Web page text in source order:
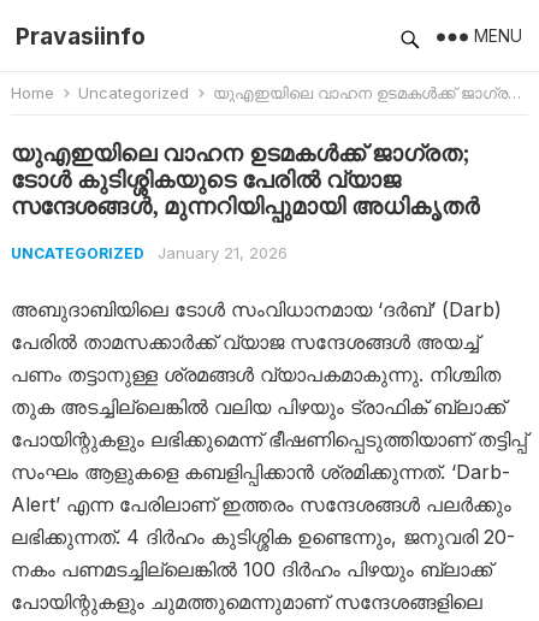
Pravasiinfo MENU
Home Uncategorized യുഎഇയിലെ വാഹന ഉടമകൾക്ക് ജാഗ്രത; ടോൾ കുടിശ്ശികയുടെ പേരിൽ വ്യാജ സന്ദേശങ്ങൾ, മുന്നറിയിപ്പുമായി അധികൃതർ
യുഎഇയിലെ വാഹന ഉടമകൾക്ക് ജാഗ്രത;
ടോൾ കുടിശ്ശികയുടെ പേരിൽ വ്യാജ
സന്ദേശങ്ങൾ, മുന്നറിയിപ്പുമായി അധികൃതർ
UNCATEGORIZED January 21, 2026
അബുദാബിയിലെ ടോൾ സംവിധാനമായ ‘ദർബ്’ (Darb)
പേരിൽ താമസക്കാർക്ക് വ്യാജ സന്ദേശങ്ങൾ അയച്ച്
പണം തട്ടാനുള്ള ശ്രമങ്ങൾ വ്യാപകമാകുന്നു. നിശ്ചിത
തുക അടച്ചില്ലെങ്കിൽ വലിയ പിഴയും ട്രാഫിക് ബ്ലാക്ക്
പോയിന്റുകളും ലഭിക്കുമെന്ന് ഭീഷണിപ്പെടുത്തിയാണ് തട്ടിപ്പ്
സംഘം ആളുകളെ കബളിപ്പിക്കാൻ ശ്രമിക്കുന്നത്. ‘Darb-
Alert’ എന്ന പേരിലാണ് ഇത്തരം സന്ദേശങ്ങൾ പലർക്കും
ലഭിക്കുന്നത്. 4 ദിർഹം കുടിശ്ശിക ഉണ്ടെന്നും, ജനുവരി 20-
നകം പണമടച്ചില്ലെങ്കിൽ 100 ദിർഹം പിഴയും ബ്ലാക്ക്
പോയിന്റുകളും ചുമത്തുമെന്നുമാണ് സന്ദേശങ്ങളിലെ